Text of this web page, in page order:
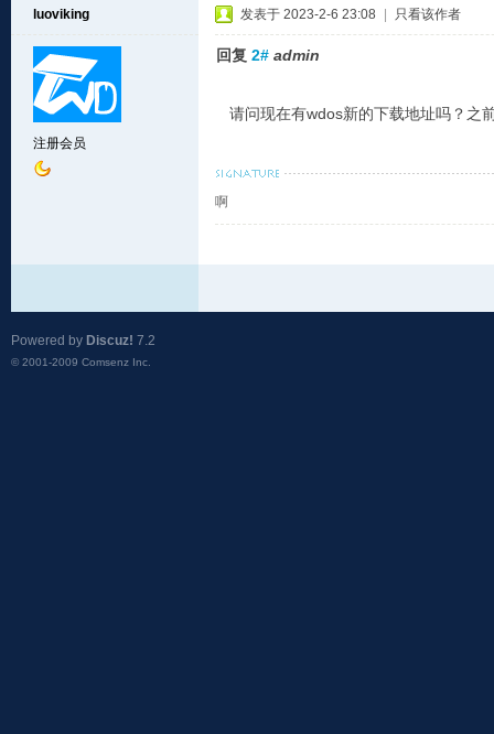
luoviking
注册会员
发表于 2023-2-6 23:08 只看该作者
回复 2# admin
请问现在有wdos新的下载地址吗？之
啊
Powered by Discuz! 7.2
© 2001-2009 Comsenz Inc.